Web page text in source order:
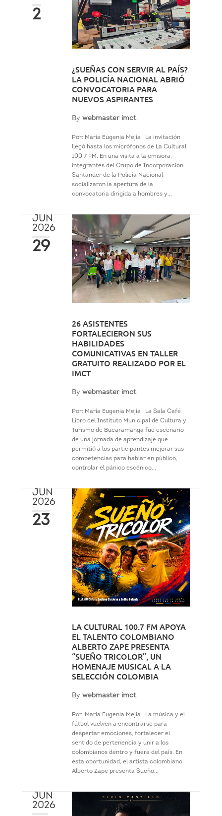
2
¿SUEÑAS CON SERVIR AL PAÍS?
LA POLICÍA NACIONAL ABRIÓ
CONVOCATORIA PARA
NUEVOS ASPIRANTES
By webmaster imct
Por: María Eugenia Mejía La invitación
llegó hasta los micrófonos de La Cultural
100.7 FM. En una visita a la emisora,
integrantes del Grupo de Incorporación
Santander de la Policía Nacional
socializaron la apertura de la
convocatoria dirigida a hombres y...
JUN
2026
29
26 ASISTENTES
FORTALECIERON SUS
HABILIDADES
COMUNICATIVAS EN TALLER
GRATUITO REALIZADO POR EL
IMCT
By webmaster imct
Por: María Eugenia Mejía La Sala Café
Libro del Instituto Municipal de Cultura y
Turismo de Bucaramanga fue escenario
de una jornada de aprendizaje que
permitió a los participantes mejorar sus
competencias para hablar en público,
controlar el pánico escénico...
JUN
2026
23
LA CULTURAL 100.7 FM APOYA
EL TALENTO COLOMBIANO
ALBERTO ZAPE PRESENTA
“SUEÑO TRICOLOR”, UN
HOMENAJE MUSICAL A LA
SELECCIÓN COLOMBIA
By webmaster imct
Por: María Eugenia Mejía La música y el
fútbol vuelven a encontrarse para
despertar emociones, fortalecer el
sentido de pertenencia y unir a los
colombianos dentro y fuera del país. En
esta oportunidad, el artista colombiano
Alberto Zape presenta Sueño...
JUN
2026